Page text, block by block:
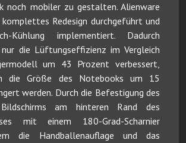
noch mobiler zu gestalten. Alienware
Redesign durchgeführt und
Kühlung implementiert. Dadurch
die Lüftungseffizienz im Vergleich
um 43 Prozent verbessert,
die Größe des Notebooks um 15
werden. Durch die Befestigung des
am hinteren Rand des
mit einem 180-Grad-Scharnier
die Handballenauflage und das